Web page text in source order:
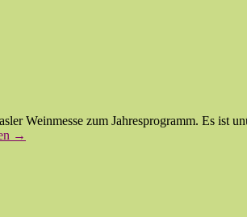
Weinmesse zum Jahresprogramm. Es ist
→